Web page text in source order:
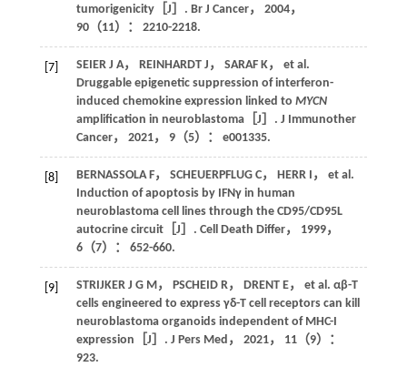
tumorigenicity［J］. Br J Cancer， 2004，
90（11）： 2210-2218.
[7] SEIER J A， REINHARDT J ， SARAF K， et al.
Druggable epigenetic suppression of interferon-
induced chemokine expression linked to MYCN
amplification in neuroblastoma［J］. J Immunother
Cancer， 2021， 9（5）： e001335.
[8] BERNASSOLA F， SCHEUERPFLUG C， HERR I ， et al.
Induction of apoptosis by IFNγ in human
neuroblastoma cell lines through the CD95/CD95L
autocrine circuit［J］. Cell Death Differ， 1999，
6（7）： 652-660.
[9] STRIJKER J G M， PSCHEID R， DRENT E， et al. αβ-T
cells engineered to express γδ-T cell receptors can kill
neuroblastoma organoids independent of MHC-I
expression［J］. J Pers Med ， 2021， 11（9）：
923.